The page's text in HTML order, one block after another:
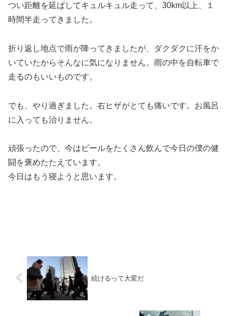
つい距離を延ばしてキュルキュル走って、30km以上、１
時間半走ってきました。
折り返し地点で雨が降ってきましたが、ダクダクに汗をか
いていたからそんなに気になりません。雨の中を自転車で
走るのもいいものです。
でも、やり過ぎました。右ヒザがとても痛いです。お風呂
に入っても治りません。
頑張ったので、今はビールをたくさん飲んで今日の僕の健
闘を褒めたたえています。
今日はもう寝ようと思います。
続けるって大変だ